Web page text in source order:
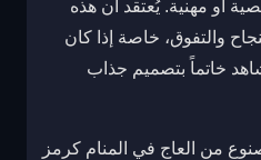
أو مهنية. يُعتقد أن هذه
والتفوق، خاصة إذا كان
خاتماً بتصميم جذاب
من العاج في المنام كرمز